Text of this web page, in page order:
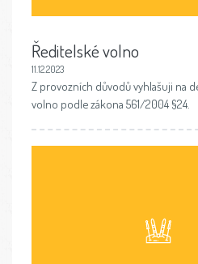
Ředitelské volno
11.12.2023
Z provozních důvodů vyhlašuji na
volno podle zákona 561/2004 §24.